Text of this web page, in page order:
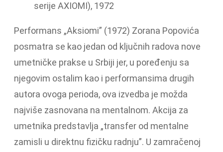
serije AXIOMI), 1972
Performans „Aksiomi” (1972) Zorana Popovića
posmatra se kao jedan od ključnih radova nove
umetničke prakse u Srbiji jer, u poređenju sa
njegovim ostalim kao i performansima drugih
autora ovoga perioda, ova izvedba je možda
najviše zasnovana na mentalnom. Akcija za
umetnika predstavlja „transfer od mentalne
zamisli u direktnu fizičku radnju”. U zamračenoj